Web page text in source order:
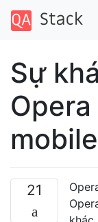
Sự
21